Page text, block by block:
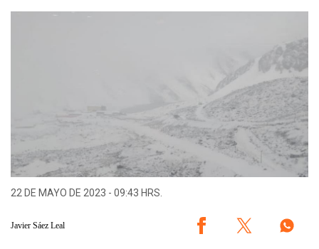
22 DE MAYO DE 2023 - 09:43 HRS.
Javier Sáez Leal